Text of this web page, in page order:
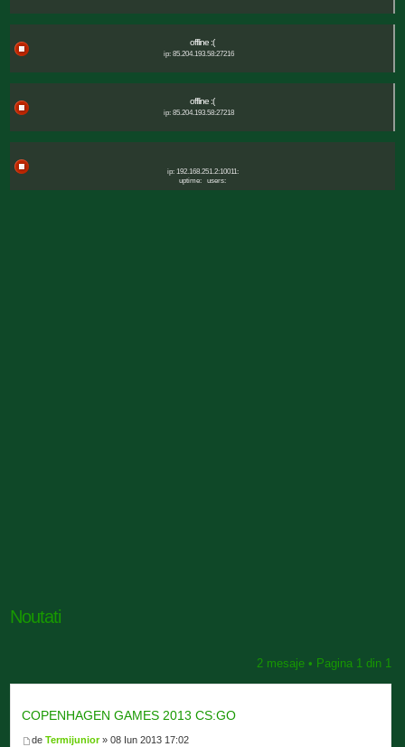
offline :(
ip: 85.204.193.58:27216
offline :(
ip: 85.204.193.58:27218
ip: 192.168.251.2:10011:
uptime:
users:
Noutati
2 mesaje • Pagina 1din 1
COPENHAGEN GAMES 2013 CS:GO
deTermijunior» 08 Iun 2013 17:02